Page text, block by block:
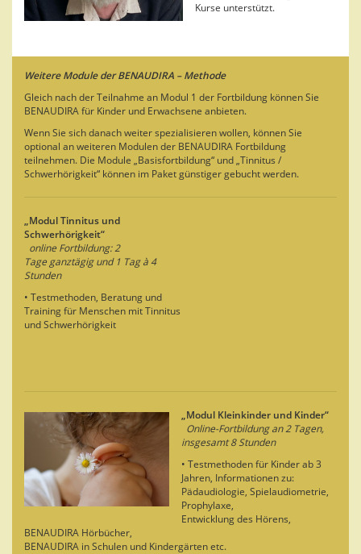
Kurse unterstützt.
Weitere Module der BENAUDIRA – Methode
Gleich nach der Teilnahme an Modul 1 der Fortbildung können Sie
BENAUDIRA für Kinder und Erwachsene anbieten.
Wenn Sie sich danach weiter spezialisieren wollen, können Sie
optional an weiteren Modulen der BENAUDIRA Fortbildung
teilnehmen. Die Module „Basisfortbildung“ und „Tinnitus /
Schwerhörigkeit“ können im Paket günstiger gebucht werden.
„Modul Tinnitus und
Schwerhörigkeit“
online Fortbildung: 2
Tage ganztägig und 1 Tag à 4
Stunden
• Testmethoden, Beratung und
Training für Menschen mit Tinnitus
und Schwerhörigkeit
„Modul Kleinkinder und Kinder“
Online-Fortbildung an 2 Tagen,
insgesamt 8 Stunden
• Testmethoden für Kinder ab 3
Jahren, Informationen zu:
Pädaudiologie, Spielaudiometrie,
Prophylaxe,
Entwicklung des Hörens,
BENAUDIRA Hörbücher,
BENAUDIRA in Schulen und Kindergärten etc.